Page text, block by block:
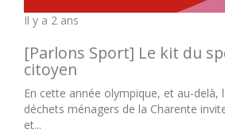
Il y a 2 ans
[Parlons Sport] Le kit du
citoyen
En cette année olympique, et au-delà,
déchets ménagers de la Charente
et...